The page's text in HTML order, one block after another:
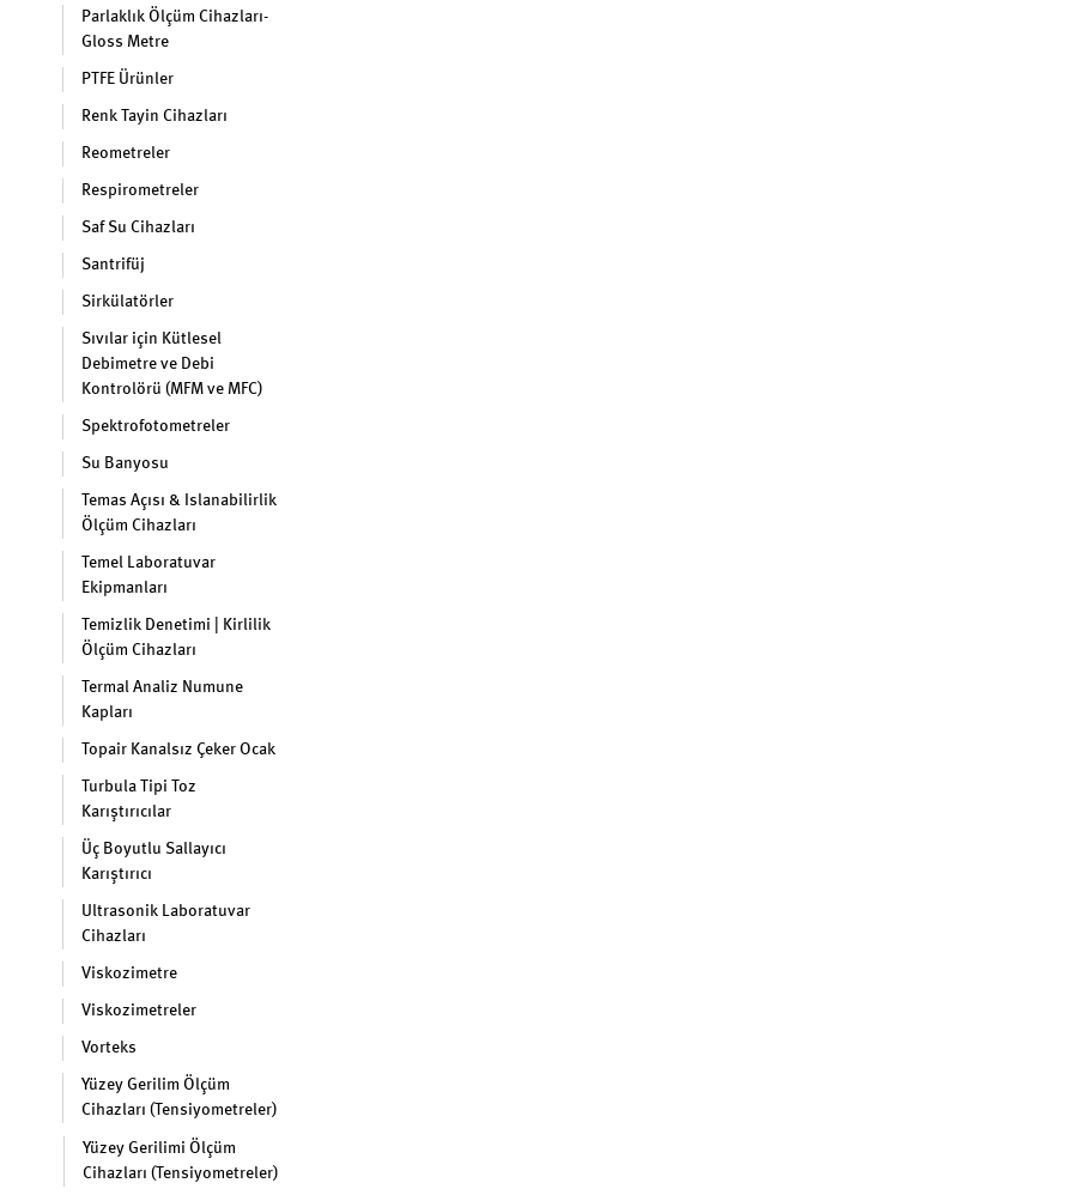
Parlaklık Ölçüm Cihazları-
Gloss Metre
PTFE Ürünler
Renk Tayin Cihazları
Reometreler
Respirometreler
Saf Su Cihazları
Santrifüj
Sirkülatörler
Sıvılar için Kütlesel
Debimetre ve Debi
Kontrolörü (MFM ve MFC)
Spektrofotometreler
Su Banyosu
Temas Açısı & Islanabilirlik
Ölçüm Cihazları
Temel Laboratuvar
Ekipmanları
Temizlik Denetimi | Kirlilik
Ölçüm Cihazları
Termal Analiz Numune
Kapları
Topair Kanalsız Çeker Ocak
Turbula Tipi Toz
Karıştırıcılar
Üç Boyutlu Sallayıcı
Karıştırıcı
Ultrasonik Laboratuvar
Cihazları
Viskozimetre
Viskozimetreler
Vorteks
Yüzey Gerilim Ölçüm
Cihazları (Tensiyometreler)
Yüzey Gerilimi Ölçüm
Cihazları (Tensiyometreler)